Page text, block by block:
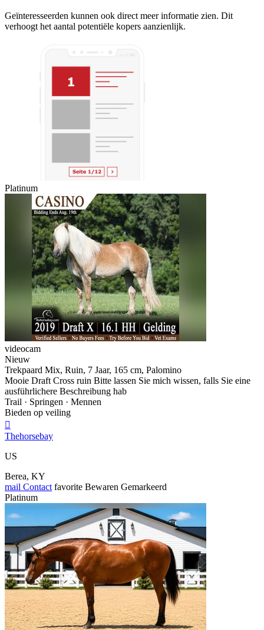
Geïnteresseerden kunnen ook direct meer informatie zien. Dit
verhoogt het aantal potentiële kopers aanzienlijk.
Platinum
videocam
Nieuw
Trekpaard Mix, Ruin, 7 Jaar, 165 cm, Palomino
Mooie Draft Cross ruin Bitte lassen Sie mich wissen, falls Sie eine
ausführlichere Beschreibung hab
Trail · Springen · Mennen
Bieden op veiling

Thehorsebay
US
Berea, KY
mail Contact favorite Bewaren Gemarkeerd
Platinum